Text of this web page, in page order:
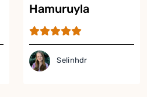
Hamuruyla
Şeftalili Tart Tarifi
Selinhdr